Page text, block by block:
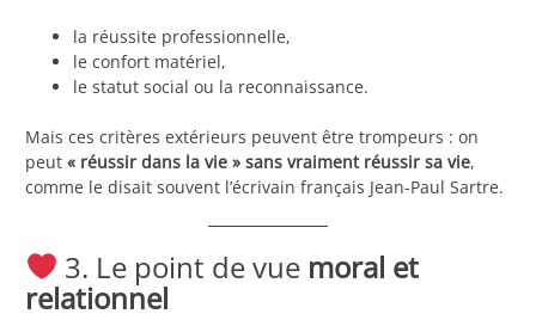
la réussite professionnelle,
le confort matériel,
le statut social ou la reconnaissance.
Mais ces critères extérieurs peuvent être trompeurs : on
peut « réussir dans la vie » sans vraiment réussir sa vie,
comme le disait souvent l’écrivain français Jean-Paul Sartre.
3. Le point de vue moral et
relationnel